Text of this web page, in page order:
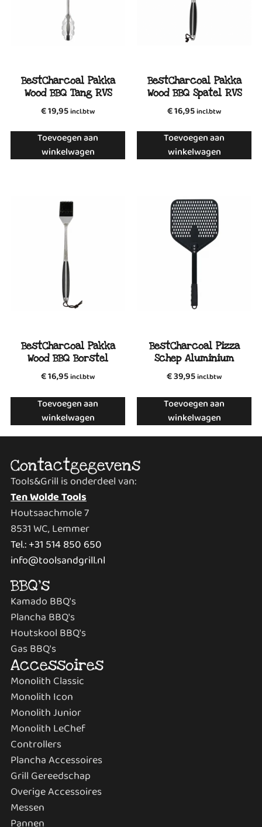
BestCharcoal Pakka
Wood BBQ Tang RVS
€19,95incl.btw
Toevoegen aan
winkelwagen
BestCharcoal Pakka
Wood BBQ Spatel RVS
€16,95incl.btw
Toevoegen aan
winkelwagen
BestCharcoal Pakka
Wood BBQ Borstel
€16,95incl.btw
Toevoegen aan
winkelwagen
BestCharcoal Pizza
Schep Aluminium
€39,95incl.btw
Toevoegen aan
winkelwagen
Contactgegevens
Tools&Grill is onderdeel van:
Ten Wolde Tools
Houtsaachmole 7
8531 WC, Lemmer
Tel.: +31 514 850 650
info@toolsandgrill.nl
BBQ's
Kamado BBQ's
Plancha BBQ's
Houtskool BBQ's
Gas BBQ's
Accessoires
Monolith Classic
Monolith Icon
Monolith Junior
Monolith LeChef
Controllers
Plancha Accessoires
Grill Gereedschap
Overige Accessoires
Messen
Pannen